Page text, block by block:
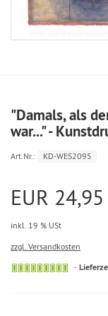
"Damals, als
war..." -
Art.Nr.: KD-WES2095
EUR 24,95
inkl. 19 % USt
zzgl. Versandkosten